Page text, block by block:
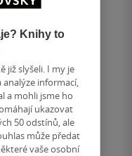
Knihy to
již slyšeli. I my je
informací,
a mohli jsme ho
ukazovat
50 odstínů, ale
může předat
vaše osobní